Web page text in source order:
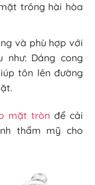
trông hài hòa
và phù hợp với
như: Dáng cong
tôn lên đường
mặt tròn để cải
thẩm mỹ cho